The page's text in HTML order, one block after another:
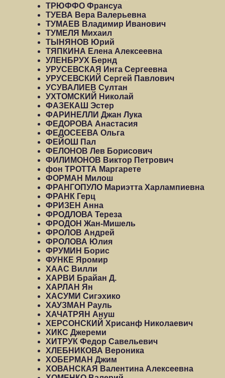
ТРЮФФО Франсуа
ТУЕВА Вера Валерьевна
ТУМАЕВ Владимир Иванович
ТУМЕЛЯ Михаил
ТЫНЯНОВ Юрий
ТЯПКИНА Елена Алексеевна
УЛЕНБРУХ Бернд
УРУСЕВСКАЯ Инга Сергеевна
УРУСЕВСКИЙ Сергей Павлович
УСУВАЛИЕВ Султан
УХТОМСКИЙ Николай
ФАЗЕКАШ Эстер
ФАРИНЕЛЛИ Джан Лука
ФЕДОРОВА Анастасия
ФЕДОСЕЕВА Ольга
ФЕЙОШ Пал
ФЕЛОНОВ Лев Борисович
ФИЛИМОНОВ Виктор Петрович
фон ТРОТТА Маргарете
ФОРМАН Милош
ФРАНГОПУЛО Мариэтта Харлампиевна
ФРАНК Герц
ФРИЗЕН Анна
ФРОДЛОВА Тереза
ФРОДОН Жан-Мишель
ФРОЛОВ Андрей
ФРОЛОВА Юлия
ФРУМИН Борис
ФУНКЕ Яромир
ХААС Вилли
ХАРВИ Брайан Д.
ХАРЛАН Ян
ХАСУМИ Сигэхико
ХАУЗМАН Рауль
ХАЧАТРЯН Ануш
ХЕРСОНСКИЙ Хрисанф Николаевич
ХИКС Джереми
ХИТРУК Федор Савельевич
ХЛЕБНИКОВА Вероника
ХОБЕРМАН Джим
ХОВАНСКАЯ Валентина Алексеевна